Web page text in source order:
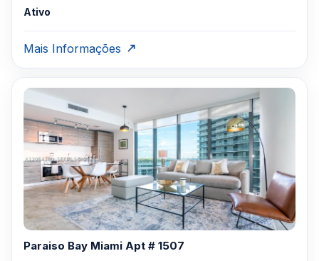
Ativo
Mais Informações
Paraiso Bay Miami Apt # 1507